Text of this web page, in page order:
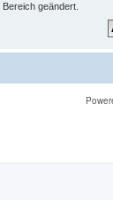
geändert.